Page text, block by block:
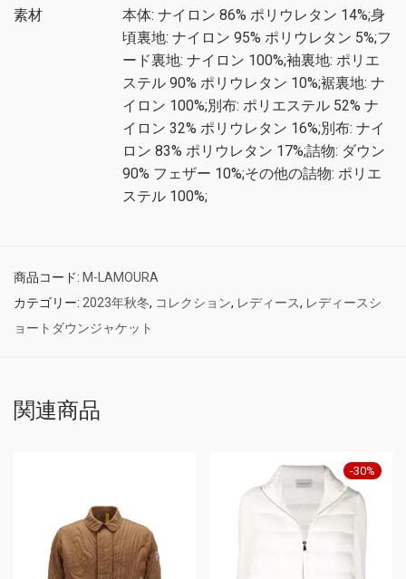
素材
本体: ナイロン 86% ポリウレタン 14%;身
頃裏地: ナイロン 95% ポリウレタン 5%;フ
ード裏地: ナイロン 100%;袖裏地: ポリエ
ステル 90% ポリウレタン 10%;裾裏地: ナ
イロン 100%;別布: ポリエステル 52% ナ
イロン 32% ポリウレタン 16%;別布: ナイ
ロン 83% ポリウレタン 17%;詰物: ダウン
90% フェザー 10%;その他の詰物: ポリエ
ステル 100%;
商品コード: M-LAMOURA
カテゴリー: 2023年秋冬, コレクション, レディース, レディースシ
ョートダウンジャケット
関連商品
-30%